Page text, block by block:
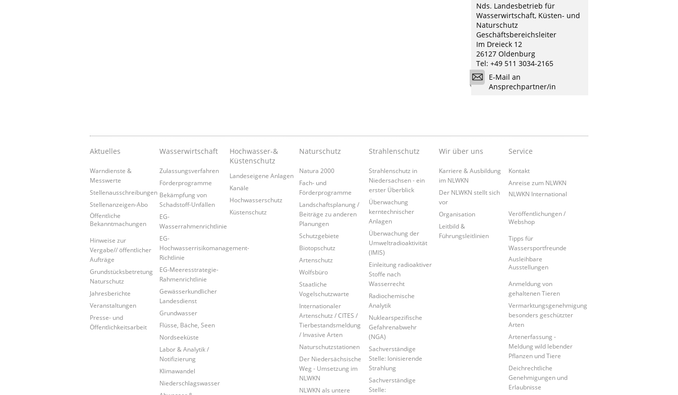
Nds. Landesbetrieb für
Wasserwirtschaft, Küsten- und
Naturschutz
Geschäftsbereichsleiter
Im Dreieck 12
26127 Oldenburg
Tel: +49 511 3034-2165
E-Mail an
Ansprechpartner/in
Aktuelles
Warndienste &
Messwerte
Stellenausschreibungen
Stellenanzeigen-Abo
Öffentliche
Bekanntmachungen
Hinweise zur
Vergabe// öffentlicher
Aufträge
Grundstücksbetretung
Naturschutz
Jahresberichte
Veranstaltungen
Presse- und
Öffentlichkeitsarbeit
Wasserwirtschaft
Zulassungsverfahren
Förderprogramme
Bekämpfung von
Schadstoff-Unfällen
EG-
Wasserrahmenrichtlinie
EG-
Hochwasserrisikomanagement-
Richtlinie
EG-Meeresstrategie-
Rahmenrichtlinie
Gewässerkundlicher
Landesdienst
Grundwasser
Flüsse, Bäche, Seen
Nordseeküste
Labor & Analytik /
Notifizierung
Klimawandel
Niederschlagswasser
Hochwasser-&
Küstenschutz
Landeseigene Anlagen
Kanäle
Hochwasserschutz
Küstenschutz
Naturschutz
Natura 2000
Fach- und
Förderprogramme
Landschaftsplanung /
Beiträge zu anderen
Planungen
Schutzgebiete
Biotopschutz
Artenschutz
Wolfsbüro
Staatliche
Vogelschutzwarte
Internationaler
Artenschutz / CITES /
Tierbestandsmeldung
/ Invasive Arten
Naturschutzstationen
Der Niedersächsische
Weg - Umsetzung im
NLWKN
NLWKN als untere
Strahlenschutz
Strahlenschutz in
Niedersachsen - ein
erster Überblick
Überwachung
kerntechnischer
Anlagen
Überwachung der
Umweltradioaktivität
(IMIS)
Einleitung radioaktiver
Stoffe nach
Wasserrecht
Radiochemische
Analytik
Nuklearspezifische
Gefahrenabwehr
(NGA)
Sachverständige
Stelle: Ionisierende
Strahlung
Sachverständige
Stelle:
Wir über uns
Karriere & Ausbildung
im NLWKN
Der NLWKN stellt sich
vor
Organisation
Leitbild &
Führungsleitlinien
Service
Kontakt
Anreise zum NLWKN
NLWKN International
Veröffentlichungen /
Webshop
Tipps für
Wassersportfreunde
Ausleihbare
Ausstellungen
Anmeldung von
gehaltenen Tieren
Vermarktungsgenehmigung
besonders geschützter
Arten
Artenerfassung -
Meldung wild lebender
Pflanzen und Tiere
Deichrechtliche
Genehmigungen und
Erlaubnisse